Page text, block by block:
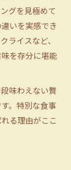
グを見極めて
いを実感でき
ライスなど、
を存分に堪能
味わえない贅
。特別な食事
る理由がここ